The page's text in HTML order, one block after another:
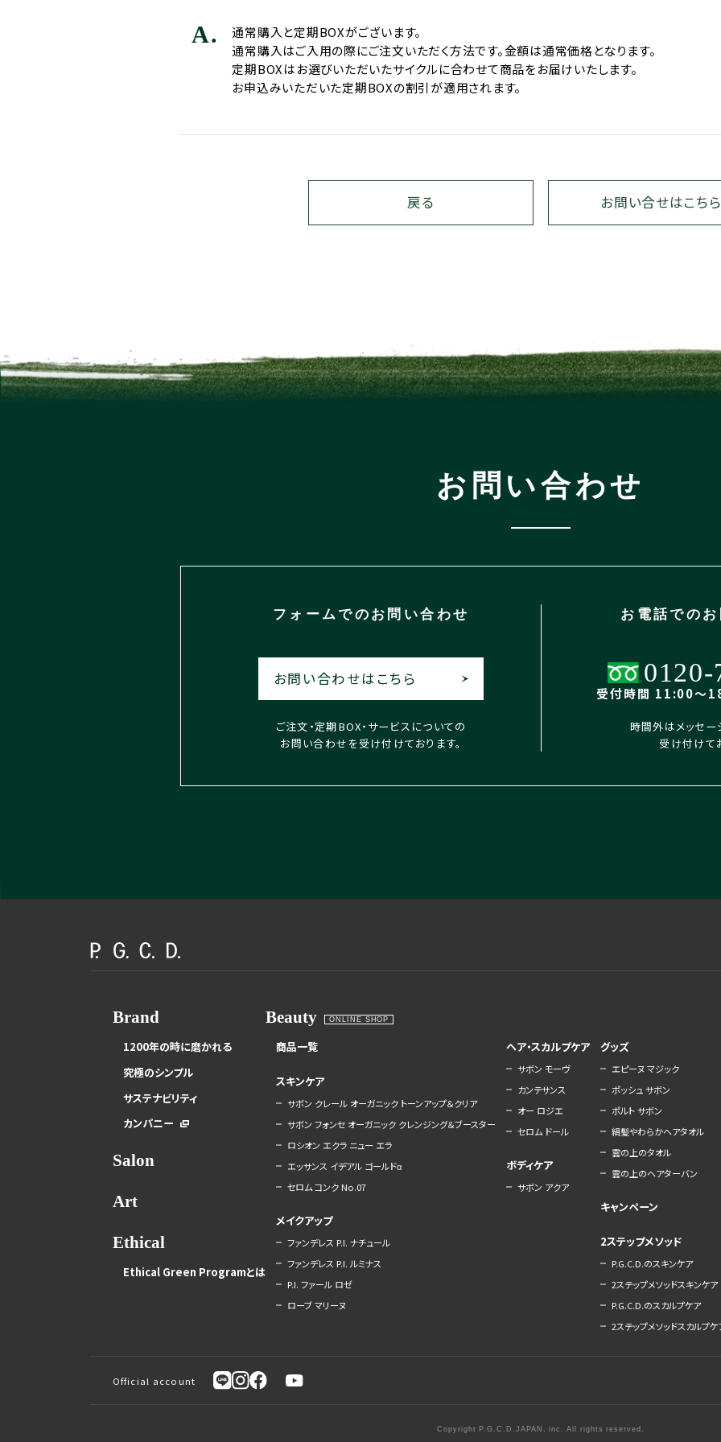
A.
通常購入と定期BOXがございます。
通常購入はご入用の際にご注文いただく方法です。金額は通常価格となります。
定期BOXはお選びいただいたサイクルに合わせて商品をお届けいたします。
お申込みいただいた定期BOXの割引が適用されます。
戻る お問い合せはこちら
お問い合わせ
フォームでの お問い合わせ
お問い合わせはこちら
ご注文・定期BOX・サービスについての
お問い合わせを受け付けております。
お電話での
受付時間 11:00〜
時間外はメッセー
受け付けて
Brand
1200年の時に磨かれる
究極のシンプル
サステナビリティ
カンパニー
Salon
Art
Ethical
Ethical Green Programとは
Beauty ONLINE SHOP
商品一覧
スキンケア
サボン クレール オーガニック トーンアップ＆クリア
サボン フォンセ オーガニック クレンジング＆ブースター
ロシオン エクラ ニュー エラ
エッサンス イデアル ゴールドα
セロム コンク No.07
メイクアップ
ファンデレス P.I. ナチュール
ファンデレス P.I. ルミナス
P.I. ファール ロゼ
ローブ マリーヌ
ヘア・スカルプケア
サボン モーヴ
カンテサンス
オー ロジエ
セロム ドール
ボディケア
サボン アクア
グッズ
エピーヌ マジック
ポッシュ サボン
ポルト サボン
絹髪やわらかヘアタオル
雲の上のタオル
雲の上のヘアターバン
キャンペーン
2ステップメソッド
P.G.C.D.のスキンケア
2ステップメソッドスキンケア
P.G.C.D.のスカルプケア
2ステップメソッドスカルプケ
Official account
Copyright P.G.C.D.JAPAN, inc. All rights reserved.